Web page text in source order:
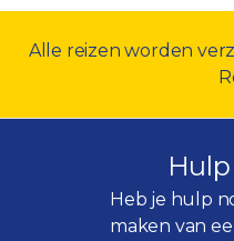
Alle reizen worden
Heb je hulp
maken van